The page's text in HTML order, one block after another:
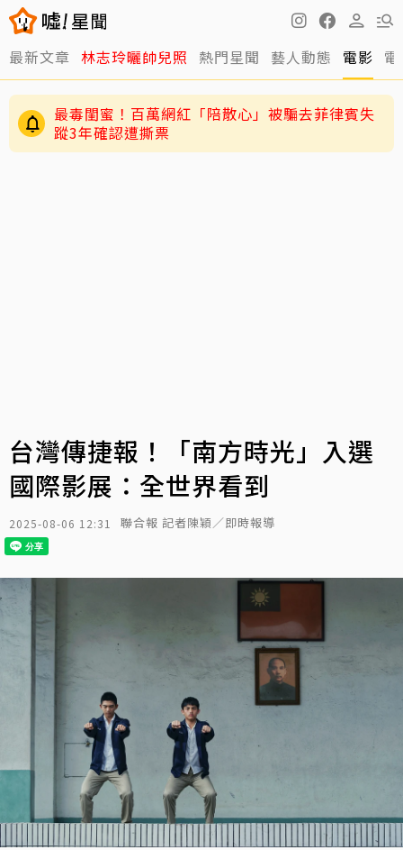
最新文章 林志玲曬帥兒照 熱門星聞 藝人動態 電影
最毒閨蜜！百萬網紅「陪散心」被騙去菲律賓失
蹤3年確認遭撕票
台灣傳捷報！「南方時光」入選
國際影展：全世界看到
2025-08-06 12:31 聯合報 記者陳穎／即時報導